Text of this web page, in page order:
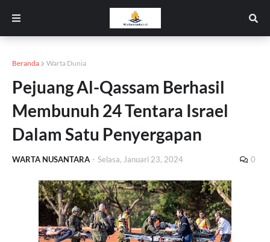
Beranda Warta Dunia
Pejuang Al-Qassam Berhasil
Membunuh 24 Tentara Israel
Dalam Satu Penyergapan
WARTA NUSANTARA - Selasa, Januari 23, 2024 0